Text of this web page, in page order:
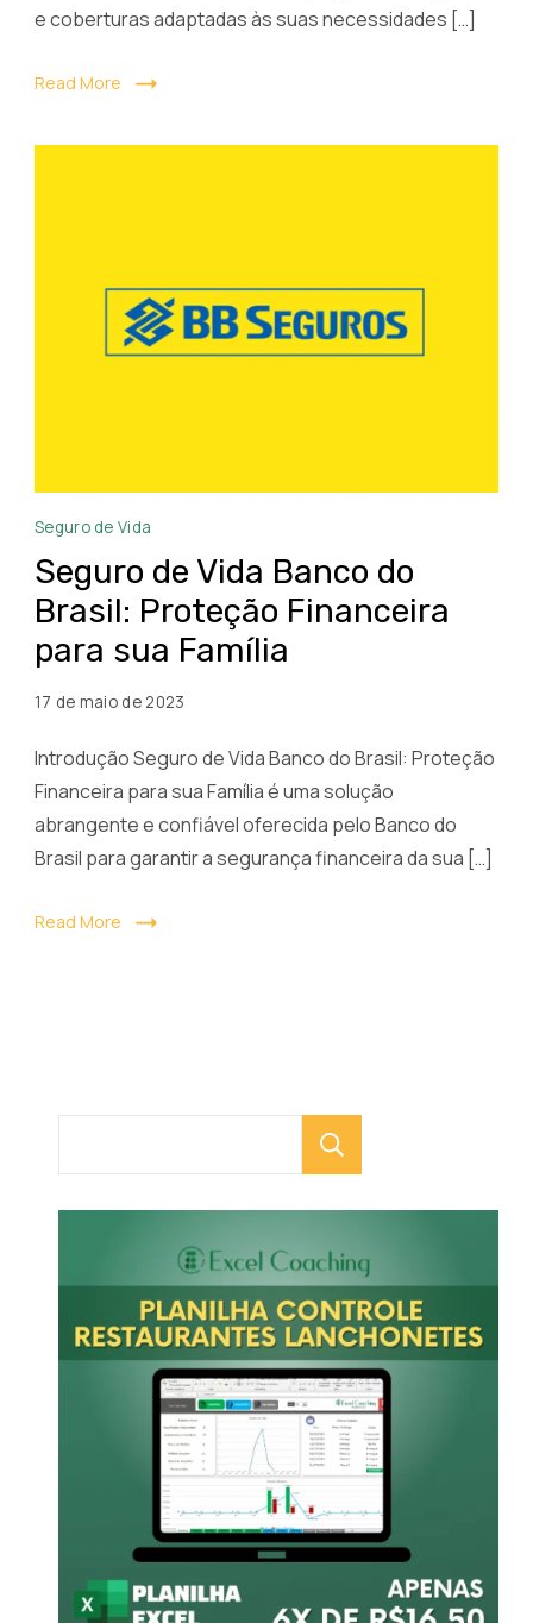
e coberturas adaptadas às suas necessidades […]
Read More
Seguro
Vida
Banco
do
Seguro de Vida
Seguro de Vida Banco do
Brasil: Proteção Financeira
para sua Família
17 de maio de 2023
Introdução Seguro de Vida Banco do Brasil: Proteção
Financeira para sua Família é uma solução
abrangente e confiável oferecida pelo Banco do
Brasil para garantir a segurança financeira da sua […]
Read More